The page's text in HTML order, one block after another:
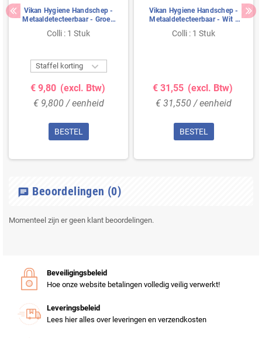
Vikan Hygiene Handschep -
Metaaldetecteerbaar - Groen
- Recht - 0 - 5ltr
Colli : 1 Stuk
Staffel korting 
€ 9,80 (excl. Btw)
€ 9,800 / eenheid
BESTEL
Vikan Hygiene Handschep -
Metaaldetecteerbaar - Wit -
vlak - 550mm
Colli : 1 Stuk
€ 31,55 (excl. Btw)
€ 31,550 / eenheid
BESTEL
chat Beoordelingen (0)
Momenteel zijn er geen klant beoordelingen.
Beveiligingsbeleid
Hoe onze website betalingen volledig veilig verwerkt!
Leveringsbeleid
Lees hier alles over leveringen en verzendkosten